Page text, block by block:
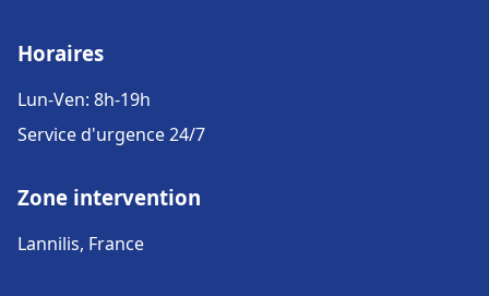
Horaires
Lun-Ven: 8h-19h
Service d'urgence 24/7
Zone intervention
Lannilis, France